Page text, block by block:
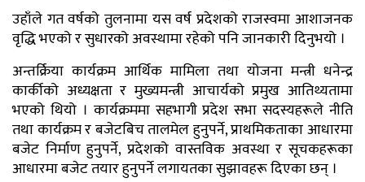
उहाँले गत वर्षको तुलनामा यस वर्ष प्रदेशको राजस्वमा आशाजनक
वृद्धि भएको र सुधारको अवस्थामा रहेको पनि जानकारी दिनुभयो ।
अन्तर्क्रिया कार्यक्रम आर्थिक मामिला तथा योजना मन्त्री धनेन्द्र
कार्कीको अध्यक्षता र मुख्यमन्त्री आचार्यको प्रमुख आतिथ्यतामा
भएको थियो । कार्यक्रममा सहभागी प्रदेश सभा सदस्यहरूले नीति
तथा कार्यक्रम र बजेटबिच तालमेल हुनुपर्ने, प्राथमिकताका आधारमा
बजेट निर्माण हुनुपर्ने, प्रदेशको वास्तविक अवस्था र सूचकहरूका
आधारमा बजेट तयार हुनुपर्ने लगायतका सुझावहरू दिएका छन् ।